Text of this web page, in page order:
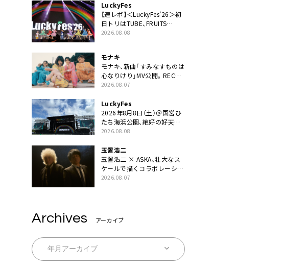
LuckyFes
【速レポ】＜LuckyFes’26＞初
日トリはTUBE、FRUITS
ZIPPERや綾小路翔、鬼龍院翔
うだい」
2026.08.08
モナキ
モナキ、新曲「すみなすものは
心なりけり」MV公開。RECの
ギターにEvery Little Thing・
2026.08.07
LuckyFes
2026年8月8日（土）＠国営ひ
たち海浜公園、絶好の好天の
中＜LuckyFes’26＞開幕
2026.08.08
玉置浩二
玉置浩二 × ASKA、壮大なス
ケールで描くコラボレーショ
ン曲「音銀河」リリース決定。
2026.08.07
Archives アーカイブ